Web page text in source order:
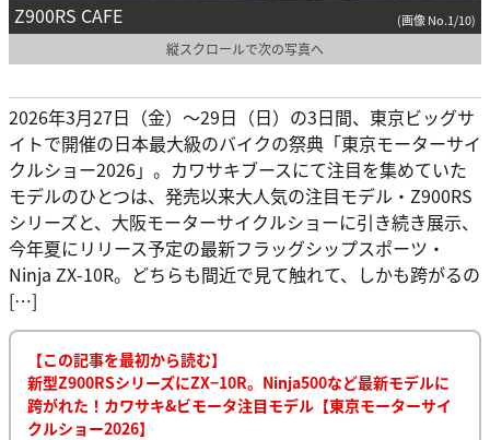
Z900RS CAFE (画像 No.1/10)
縦スクロールで次の写真へ
2026年3月27日（金）〜29日（日）の3日間、東京ビッグサ
イトで開催の日本最大級のバイクの祭典「東京モーターサイ
クルショー2026」。カワサキブースにて注目を集めていた
モデルのひとつは、発売以来大人気の注目モデル・Z900RS
シリーズと、大阪モーターサイクルショーに引き続き展示、
今年夏にリリース予定の最新フラッグシップスポーツ・
Ninja ZX-10R。どちらも間近で見て触れて、しかも跨がるの
[…]
【この記事を最初から読む】
新型Z900RSシリーズにZX−10R。Ninja500など最新モデルに
跨がれた！カワサキ&ビモータ注目モデル【東京モーターサイ
クルショー2026】